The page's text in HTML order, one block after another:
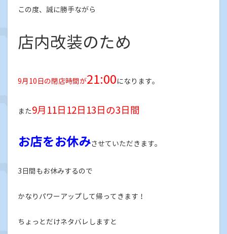
この度、誠に勝手ながら
店内改装のため
9月10日の閉店時間が21:00になります。
また9月11日12日13日の3日間
お店をお休みさせていただきます。
3日間もお休みするので
かなりパワーアップして帰ってきます！
ちょっとだけネタバレしますと